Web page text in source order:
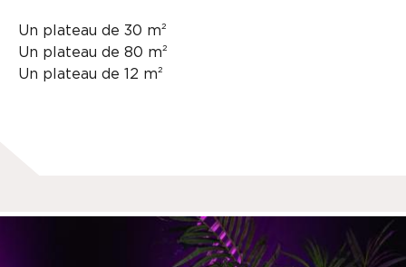
Un plateau de 30 m²
Un plateau de 80 m²
Un plateau de 12 m²